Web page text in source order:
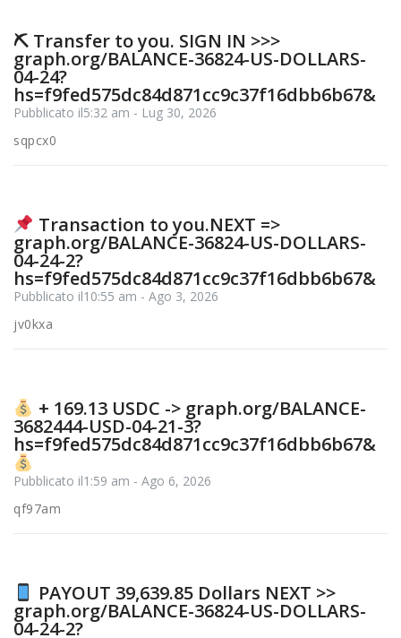
⛏ Transfer to you. SIGN IN >>>
graph.org/BALANCE-36824-US-DOLLARS-
04-24?
hs=f9fed575dc84d871cc9c37f16dbb6b67&
Pubblicato il5:32 am - Lug 30, 2026
sqpcx0
Transaction to you.NEXT =>
graph.org/BALANCE-36824-US-DOLLARS-
04-24-2?
hs=f9fed575dc84d871cc9c37f16dbb6b67&
Pubblicato il10:55 am - Ago 3, 2026
jv0kxa
+ 169.13 USDC -> graph.org/BALANCE-
3682444-USD-04-21-3?
hs=f9fed575dc84d871cc9c37f16dbb6b67&
Pubblicato il1:59 am - Ago 6, 2026
qf97am
PAYOUT 39,639.85 Dollars NEXT >>
graph.org/BALANCE-36824-US-DOLLARS-
04-24-2?